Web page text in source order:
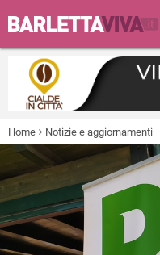
Home Notizie e aggiornamenti